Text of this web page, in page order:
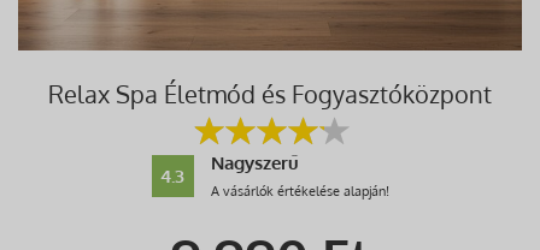
Relax Spa Életmód és Fogyasztóközpont
4.3
Nagyszerű
A vásárlók értékelése alapján!